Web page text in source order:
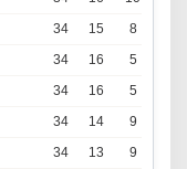
34 15 8
34 16 5
34 16 5
34 14 9
34 13 9